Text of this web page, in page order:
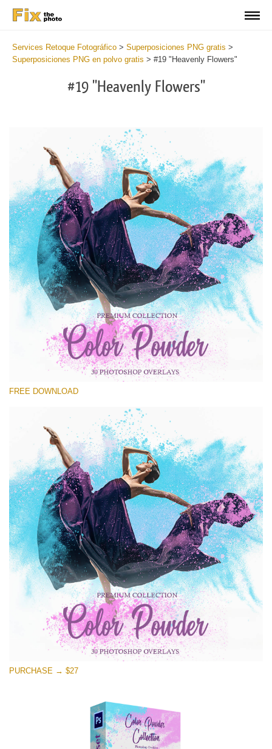
Services Retoque Fotográfico > Superposiciones PNG gratis >
Superposiciones PNG en polvo gratis > #19 "Heavenly Flowers"
#19 "Heavenly Flowers"
Por favor seleccione
Free PNG Overlay #19
Small 800*533px
Color Powder
4 Seasons (411 Overlays)
Large 6000*4000px
Entire Collection
(1783 Overlays)
Large 6000*4000px
Descarga gratis
FREE DOWNLOAD
PURCHASE → $27